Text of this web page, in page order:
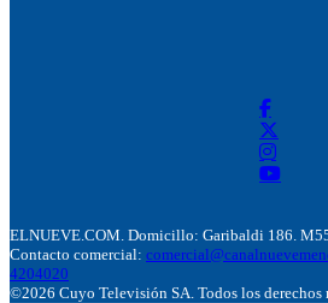
ELNUEVE.COM. Domicillo: Garibaldi 186.
Contacto comercial:
4204020
©2026 Cuyo Televisión SA. Todos los derechos